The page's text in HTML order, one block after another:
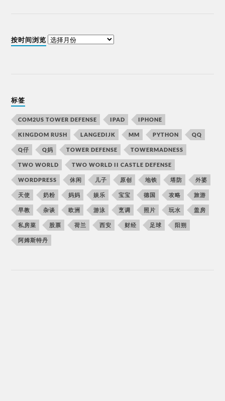
按时间浏览
标签
COM2US TOWER DEFENSE IPAD IPHONE
KINGDOM RUSH LANGEDIJK MM PYTHON QQ
Q仔 Q妈 TOWER DEFENSE TOWERMADNESS
TWO WORLD TWO WORLD II CASTLE DEFENSE
WORDPRESS 休闲 儿子 原创 地铁 塔防 外婆
天使 奶粉 妈妈 娱乐 宝宝 德国 攻略 旅游
早教 杂谈 欧洲 游泳 烹调 照片 玩水 盖房
私房菜 股票 荷兰 西安 财经 足球 阳朔
阿姆斯特丹